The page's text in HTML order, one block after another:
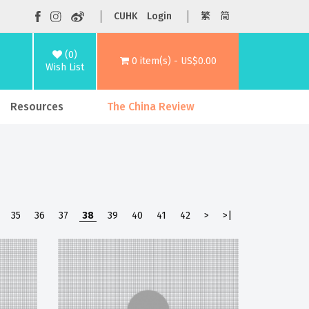
CUHK Login 繁 简
(0)
Wish List
0 item(s) - US$0.00
Resources The China Review
35 36 37 38 39 40 41 42 > >|